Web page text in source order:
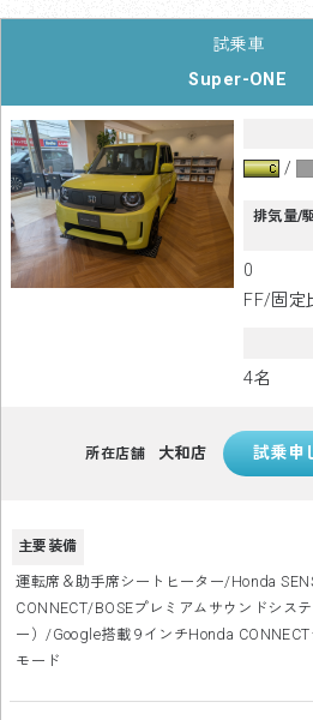
Super-ONE
排気量/
0
FF/固定
4名
所在店舗 大和店
主要装備
運転席＆助手席シートヒーター/Honda
CONNECT/BOSEプレミアムサウンドシス
ー）/Google搭載 9インチHonda
モード